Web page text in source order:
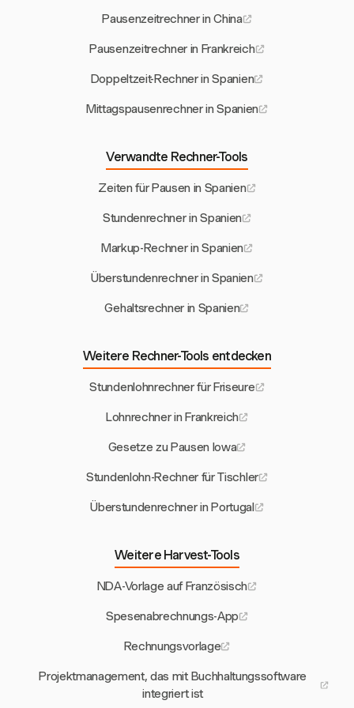
Pausenzeitrechner in China
Pausenzeitrechner in Frankreich
Doppeltzeit-Rechner in Spanien
Mittagspausenrechner in Spanien
Verwandte Rechner-Tools
Zeiten für Pausen in Spanien
Stundenrechner in Spanien
Markup-Rechner in Spanien
Überstundenrechner in Spanien
Gehaltsrechner in Spanien
Weitere Rechner-Tools entdecken
Stundenlohnrechner für Friseure
Lohnrechner in Frankreich
Gesetze zu Pausen Iowa
Stundenlohn-Rechner für Tischler
Überstundenrechner in Portugal
Weitere Harvest-Tools
NDA-Vorlage auf Französisch
Spesenabrechnungs-App
Rechnungsvorlage
Projektmanagement, das mit Buchhaltungssoftware
integriert ist